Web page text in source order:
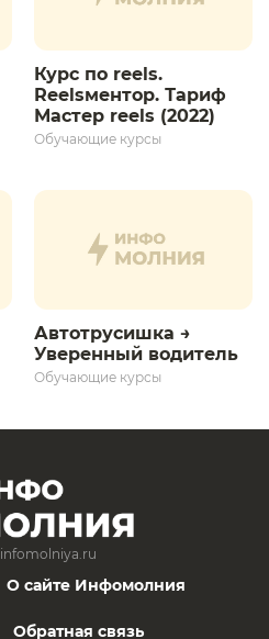
Курс по reels.
Reelsментор. Тариф
Мастер reels (2022)
Обучающие курсы
Автотрусишка →
Уверенный водитель​
Обучающие курсы
infomolniya.ru
О сайте Инфомолния
Обратная связь